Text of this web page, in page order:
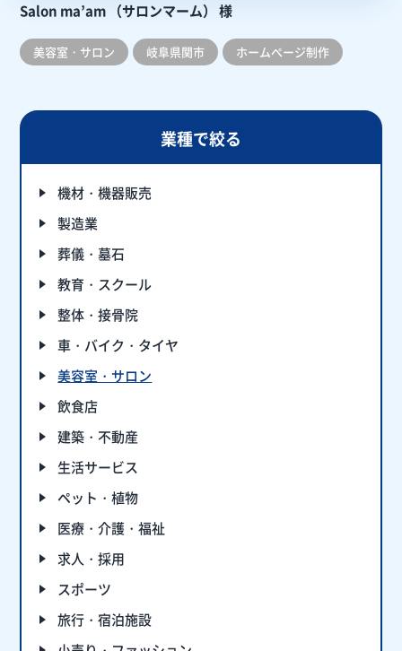
Salon ma’am （サロンマーム） 様
美容室・サロン 岐阜県関市 ホームぺージ制作
業種で絞る
機材・機器販売
製造業
葬儀・墓石
教育・スクール
整体・接骨院
車・バイク・タイヤ
美容室・サロン
飲食店
建築・不動産
生活サービス
ペット・植物
医療・介護・福祉
求人・採用
スポーツ
旅行・宿泊施設